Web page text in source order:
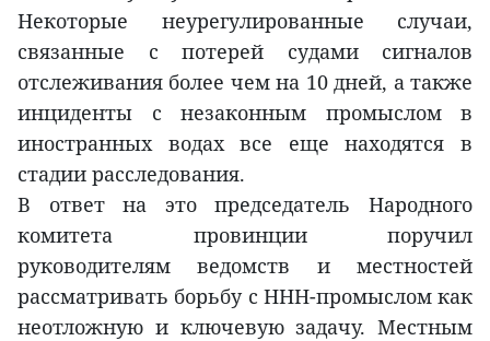
Некоторые неурегулированные случаи,
связанные с потерей судами сигналов
отслеживания более чем на 10 дней, а также
инциденты с незаконным промыслом в
иностранных водах все еще находятся в
стадии расследования.
В ответ на это председатель Народного
комитета провинции поручил
руководителям ведомств и местностей
рассматривать борьбу с ННН-промыслом как
неотложную и ключевую задачу. Местным